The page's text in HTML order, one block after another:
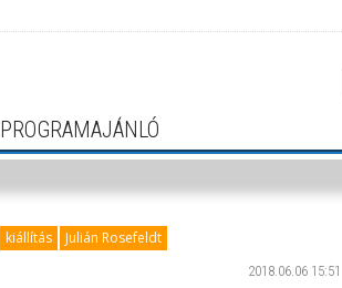
PROGRAMAJÁNLÓ
kiállítás Julián Rosefeldt
2018.06.06 15:51